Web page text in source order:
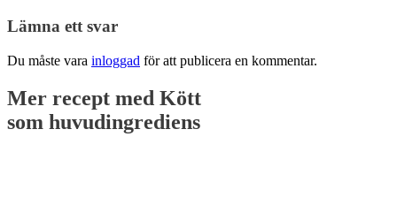
Lämna ett svar
Du måste vara inloggad för att publicera en kommentar.
Mer recept med Kött
som huvudingrediens